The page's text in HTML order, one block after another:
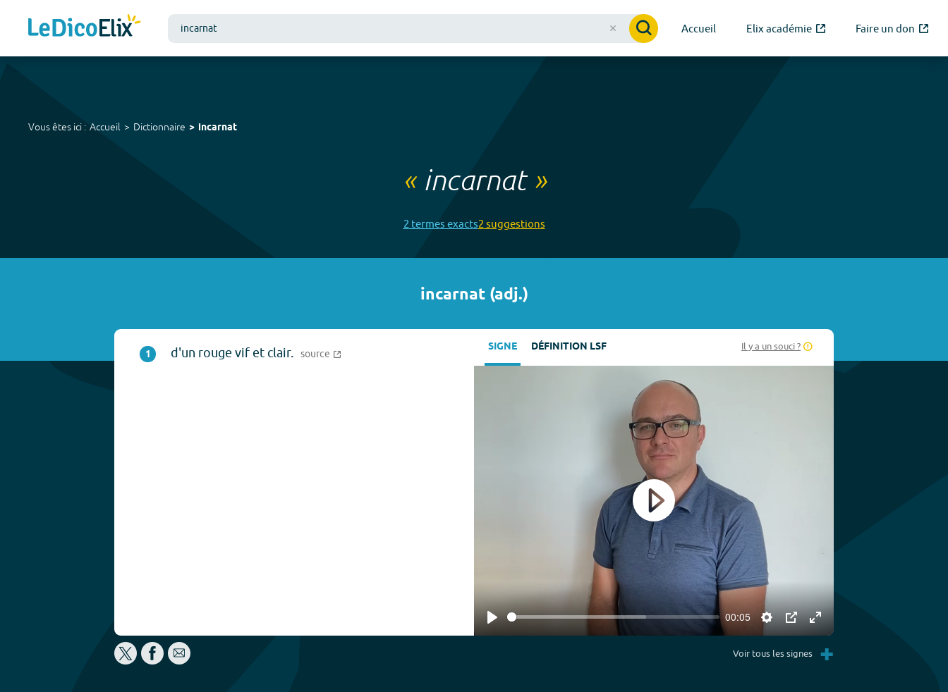
Accueil Elix académie Faire un don
Vous êtes ici : Accueil Dictionnaire incarnat
« incarnat»
2 termes exacts2 suggestions
incarnat(adj.)
1 d'un rouge vif et clair. source SIGNE DÉFINITION LSF Il y a un souci ?
Play
00:05
Settings
PIP Enter
fullscreen
Play
Voir tous les signes +